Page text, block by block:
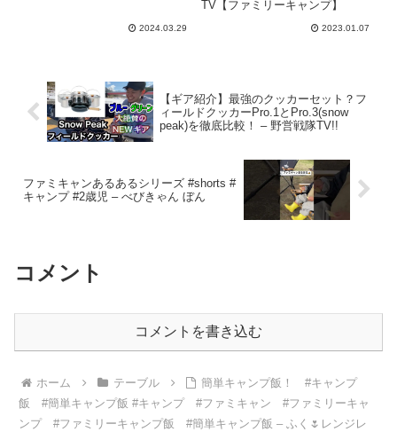
2024.03.29
プ】
TV【ファミリーキャンプ】
2023.01.07
【ギア紹介】最強のクッカーセット？フ
ィールドクッカーPro.1とPro.3(snow
peak)を徹底比較！ – 野営戦隊TV!!
ファミキャンあるあるシリーズ #shorts #
キャンプ #2歳児 – べびきゃん ぼん
コメント
コメントを書き込む
ホーム テーブル
簡単キャンプ飯！ #キャンプ
飯 #簡単キャンプ飯 #キャンプ #ファミキャン #ファミリーキャ
ンプ #ファミリーキャンプ飯 #簡単キャンプ飯 – ふく🌷レンジレ